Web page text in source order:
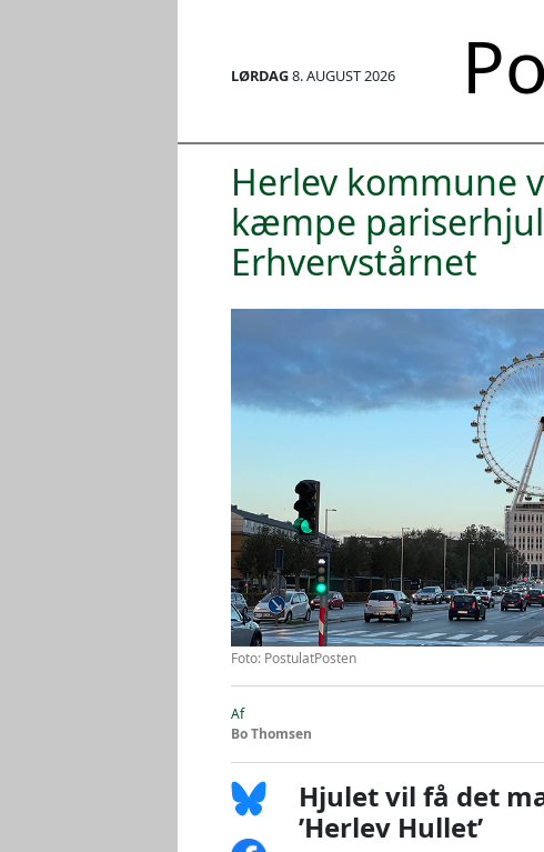
LØRDAG8. AUGUST 2026
Herlev kommune
kæmpe
Erhvervstårnet
Foto: PostulatPosten
Af
Bo Thomsen
Hjulet vil få det
’Herlev Hullet’